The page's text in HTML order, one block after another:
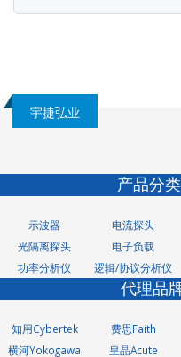
宇捷弘业
产品分类
示波器 电流探头
光隔离探头
电子负载
功率分析仪
逻辑/协议分析仪
代理品
知用Cybertek 费思Faith
横河Yokogawa
皇晶Acute